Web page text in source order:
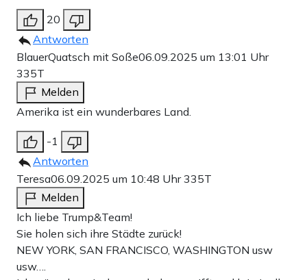
20
Antworten
BlauerQuatsch mit Soße06.09.2025 um 13:01 Uhr
335T
Melden
Amerika ist ein wunderbares Land.
-1
Antworten
Teresa06.09.2025 um 10:48 Uhr335T
Melden
Ich liebe Trump&Team! ️
Sie holen sich ihre Städte zurück!
NEW YORK, SAN FRANCISCO, WASHINGTON usw
usw….